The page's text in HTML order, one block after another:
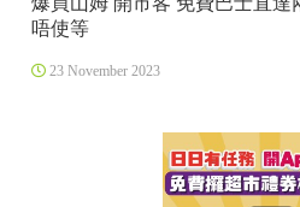
唔使等
23 November 2023